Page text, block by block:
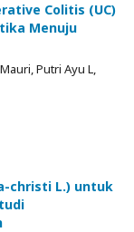
Colitis (UC)
Menuju
Putri Ayu L,
christi L.) untuk